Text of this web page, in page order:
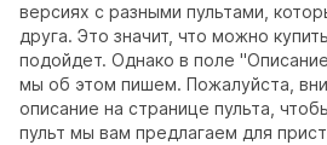
версиях с разными пультами,
друга. Это значит, что можно
подойдет. Однако в поле
мы об этом пишем. Пожалуйста,
описание на странице пульта,
пульт мы вам предлагаем для